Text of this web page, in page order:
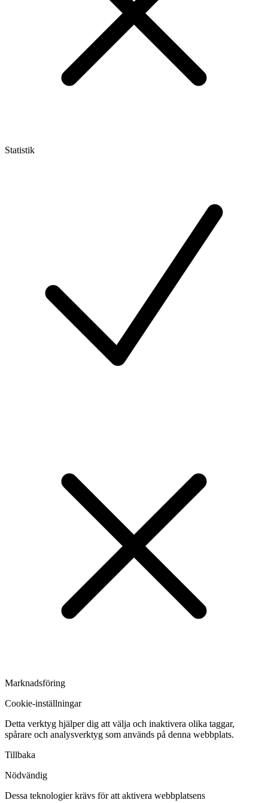
Statistik
Marknadsföring
Cookie-inställningar
Detta verktyg hjälper dig att välja och inaktivera olika taggar,
spårare och analysverktyg som används på denna webbplats.
Tillbaka
Nödvändig
Dessa teknologier krävs för att aktivera webbplatsens